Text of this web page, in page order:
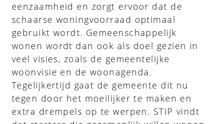
eenzaamheid en zorgt ervoor dat de
schaarse woningvoorraad optimaal
gebruikt wordt. Gemeenschappelijk
wonen wordt dan ook als doel gezien in
veel visies, zoals de gemeentelijke
woonvisie en de woonagenda.
Tegelijkertijd gaat de gemeente dit nu
tegen door het moeilijker te maken en
extra drempels op te werpen. STIP vindt